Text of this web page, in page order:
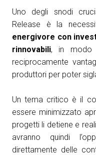
Uno degli snodi
Release è la
energivore con
rinnovabili, in modo
reciprocamente
produttori per poter
Un tema critico è il
essere minimizzato
progetti li detiene e
avranno quindi
direttamente delle